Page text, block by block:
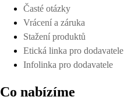
Časté otázky
Vrácení a záruka
Stažení produktů
Etická linka pro dodavatele
Infolinka pro dodavatele
Co nabízíme